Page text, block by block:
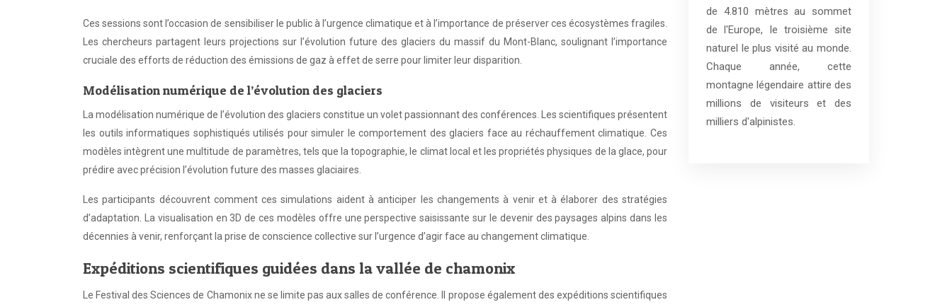
Ces sessions sont l’occasion de sensibiliser le public à l’urgence climatique et à l’importance de préserver ces écosystèmes fragiles.
Les chercheurs partagent leurs projections sur l’évolution future des glaciers du massif du Mont-Blanc, soulignant l’importance
cruciale des efforts de réduction des émissions de gaz à effet de serre pour limiter leur disparition.
Modélisation numérique de l’évolution des glaciers
La modélisation numérique de l’évolution des glaciers constitue un volet passionnant des conférences. Les scientifiques présentent
les outils informatiques sophistiqués utilisés pour simuler le comportement des glaciers face au réchauffement climatique. Ces
modèles intègrent une multitude de paramètres, tels que la topographie, le climat local et les propriétés physiques de la glace, pour
prédire avec précision l’évolution future des masses glaciaires.
Les participants découvrent comment ces simulations aident à anticiper les changements à venir et à élaborer des stratégies
d’adaptation. La visualisation en 3D de ces modèles offre une perspective saisissante sur le devenir des paysages alpins dans les
décennies à venir, renforçant la prise de conscience collective sur l’urgence d’agir face au changement climatique.
Expéditions scientifiques guidées dans la vallée de chamonix
Le Festival des Sciences de Chamonix ne se limite pas aux salles de conférence. Il propose également des expéditions scientifiques
de 4.810 mètres au sommet
de l'Europe, le troisième site
naturel le plus visité au monde.
Chaque année, cette
montagne légendaire attire des
millions de visiteurs et des
milliers d'alpinistes.